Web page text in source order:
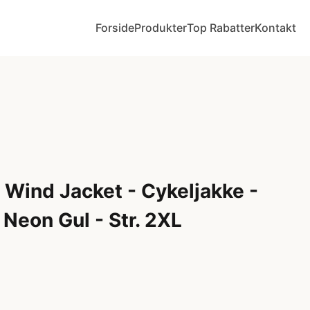
ForsideProdukterTop RabatterKontakt
Wind Jacket - Cykeljakke -
Gul - Str. 2XL